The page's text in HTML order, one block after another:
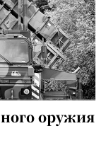
оружия